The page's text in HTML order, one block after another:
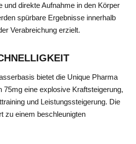
und direkte Aufnahme in den Körper
spürbare Ergebnisse innerhalb
Verabreichung erzielt.
bietet die Unique Pharma
75mg eine explosive Kraftsteigerung,
und Leistungssteigerung. Die
zu einem beschleunigten